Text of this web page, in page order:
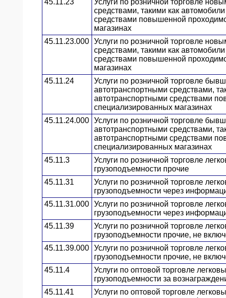
средствами, такими как
средствами повышенной
магазинах
45.11.23.000 Услуги по розничной торговле
средствами, такими как
средствами повышенной
магазинах
45.11.24
Услуги по розничной торговле
автотранспортными средствами,
автотранспортными средствами
специализированных магазинах
45.11.24.000 Услуги по розничной торговле
автотранспортными средствами,
автотранспортными средствами
специализированных магазинах
45.11.3
Услуги по розничной торговле
грузоподъемности прочие
45.11.31
Услуги по розничной торговле
грузоподъемности через
45.11.31.000 Услуги по розничной торговле
грузоподъемности через
45.11.39
Услуги по розничной торговле
грузоподъемности прочие, не
45.11.39.000 Услуги по розничной торговле
грузоподъемности прочие, не
45.11.4
Услуги по оптовой торговле
грузоподъемности за
45.11.41
Услуги по оптовой торговле